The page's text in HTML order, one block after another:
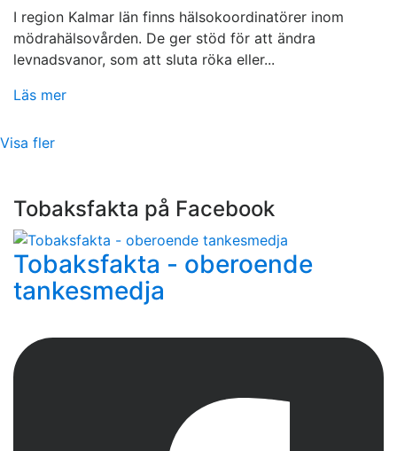
I region Kalmar län finns hälsokoordinatörer inom
mödrahälsovården. De ger stöd för att ändra
levnadsvanor, som att sluta röka eller...
Läs mer
Visa fler
Tobaksfakta på Facebook
Tobaksfakta - oberoende
tankesmedja